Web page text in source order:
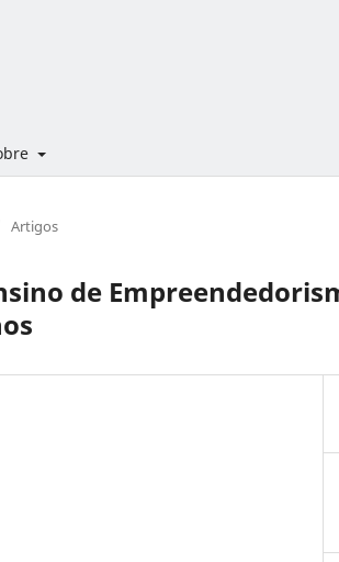
Artigos
de